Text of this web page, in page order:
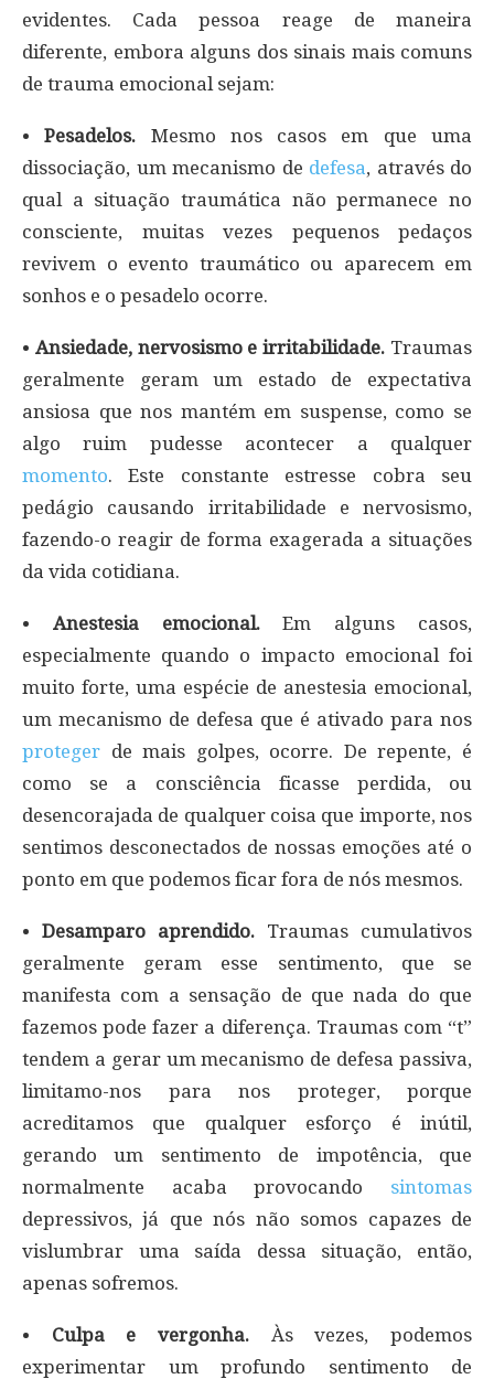
evidentes. Cada pessoa reage de maneira
diferente, embora alguns dos sinais mais comuns
de trauma emocional sejam:
•Pesadelos. Mesmo nos casos em que uma
dissociação, um mecanismo de defesa, através do
qual a situação traumática não permanece no
consciente, muitas vezes pequenos pedaços
revivem o evento traumático ou aparecem em
sonhos e o pesadelo ocorre.
• Ansiedade, nervosismo e irritabilidade. Traumas
geralmente geram um estado de expectativa
ansiosa que nos mantém em suspense, como se
algo ruim pudesse acontecer a qualquer
momento. Este constante estresse cobra seu
pedágio causando irritabilidade e nervosismo,
fazendo-o reagir de forma exagerada a situações
da vida cotidiana.
• Anestesia emocional.Em alguns casos,
especialmente quando o impacto emocional foi
muito forte, uma espécie de anestesia emocional,
um mecanismo de defesa que é ativado para nos
proteger de mais golpes, ocorre. De repente, é
como se a consciência ficasse perdida, ou
desencorajada de qualquer coisa que importe, nos
sentimos desconectados de nossas emoções até o
ponto em que podemos ficar fora de nós mesmos.
• Desamparo aprendido. Traumas cumulativos
geralmente geram esse sentimento, que se
manifesta com a sensação de que nada do que
fazemos pode fazer a diferença. Traumas com “t”
tendem a gerar um mecanismo de defesa passiva,
limitamo-nos para nos proteger, porque
acreditamos que qualquer esforço é inútil,
gerando um sentimento de impotência, que
normalmente acaba provocando sintomas
depressivos, já que nós não somos capazes de
vislumbrar uma saída dessa situação, então,
apenas sofremos.
• Culpa e vergonha. Às vezes, podemos
experimentar um profundo sentimento de